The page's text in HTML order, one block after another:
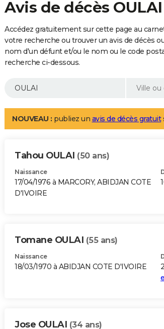
Avis de décès OULAI
Accédez gratuitement sur cette page au
votre recherche ou trouver un avis de décès
nom d'un défunt et/ou le nom ou le code
recherche ci-dessous.
NOUVEAU : publiez un avis de décès gratuit
Tahou OULAI (50 ans)
Naissance
17/04/1976 à MARCORY, ABIDJAN COTE
D'IVOIRE
Tomane OULAI (55 ans)
Naissance
18/03/1970 à ABIDJAN COTE D'IVOIRE
Jose OULAI (34 ans)